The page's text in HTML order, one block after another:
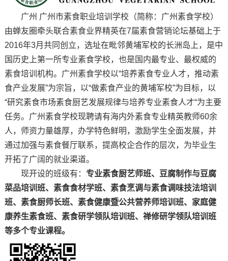
广州 广州市素食职业培训学校（简称：广州素食学校）
由蝉友圈牵头联合素食业界精英在7届素食营销论坛基础上于
2016年3月共同创立，选址在毗邻黄埔军校的长洲岛上，是中
国历史上第一所专业素食学校，也是国内最专业、最权威的
素食培训机构。广州素食学校以“培养素食专业人才，推动素
食产业发展”为宗旨，以“做素食产业的黄埔军校”为目标，以
“研究素食市场素食厨艺发展规律与培养专业素食人才“为主要
任务。广州素食学校现聘请有海内外素食专业精英教师60余
人，师资力量雄厚，办学特色鲜明，激励学生全面发展，并
通过加强与素食餐厅联系，提高校企合作的层次，为毕业生
开拓了广阔的就业渠道。
现开设的班级有： 专业素食厨艺师班、豆腐制作与豆腐
菜品培训班、素食食材学班、素食烹调与素食调味技法培训
班、素食厨师长班、素食健康暨公共营养师培训班、家庭健
康养生素食班、素食研学领队培训班、禅修研学领队培训班
等多个专业课程。